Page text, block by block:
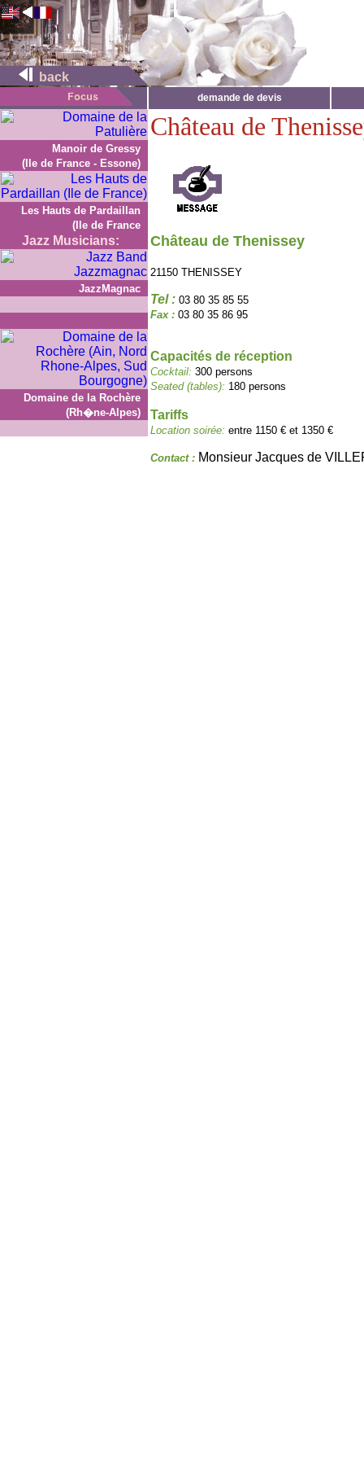
back
demande de devis
Manoir de Gressy
(Ile de France - Essone)
Les Hauts de Pardaillan
(Ile de France
Jazz Musicians:
JazzMagnac
Domaine de la Rochère
(Rh�ne-Alpes)
Château de
Château de Thenissey
21150 THENISSEY
Tel : 03 80 35 85 55
Fax : 03 80 35 86 95
Capacités de réception
Cocktail: 300 persons
Seated (tables): 180 persons
Tariffs
Location soirée: entre 1150 € et 1350 €
Contact : Monsieur Jacques de